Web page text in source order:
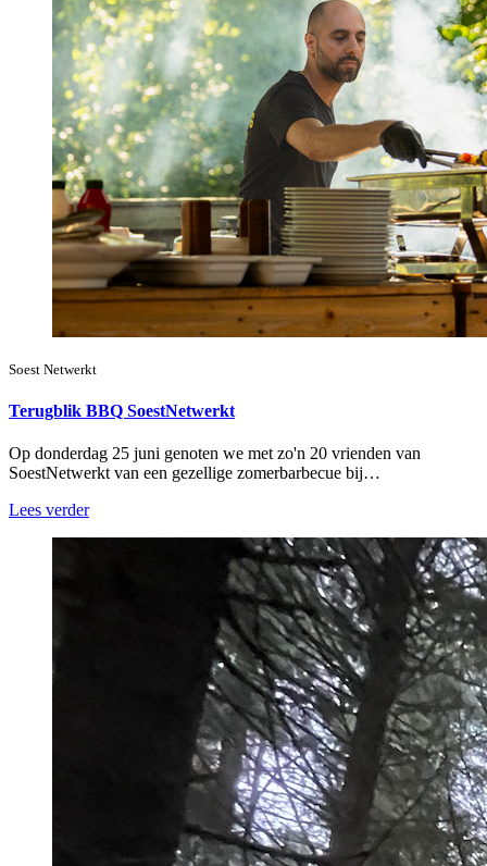
Soest Netwerkt
Terugblik BBQ SoestNetwerkt
Op donderdag 25 juni genoten we met zo'n 20 vrienden van
SoestNetwerkt van een gezellige zomerbarbecue bij…
Lees verder